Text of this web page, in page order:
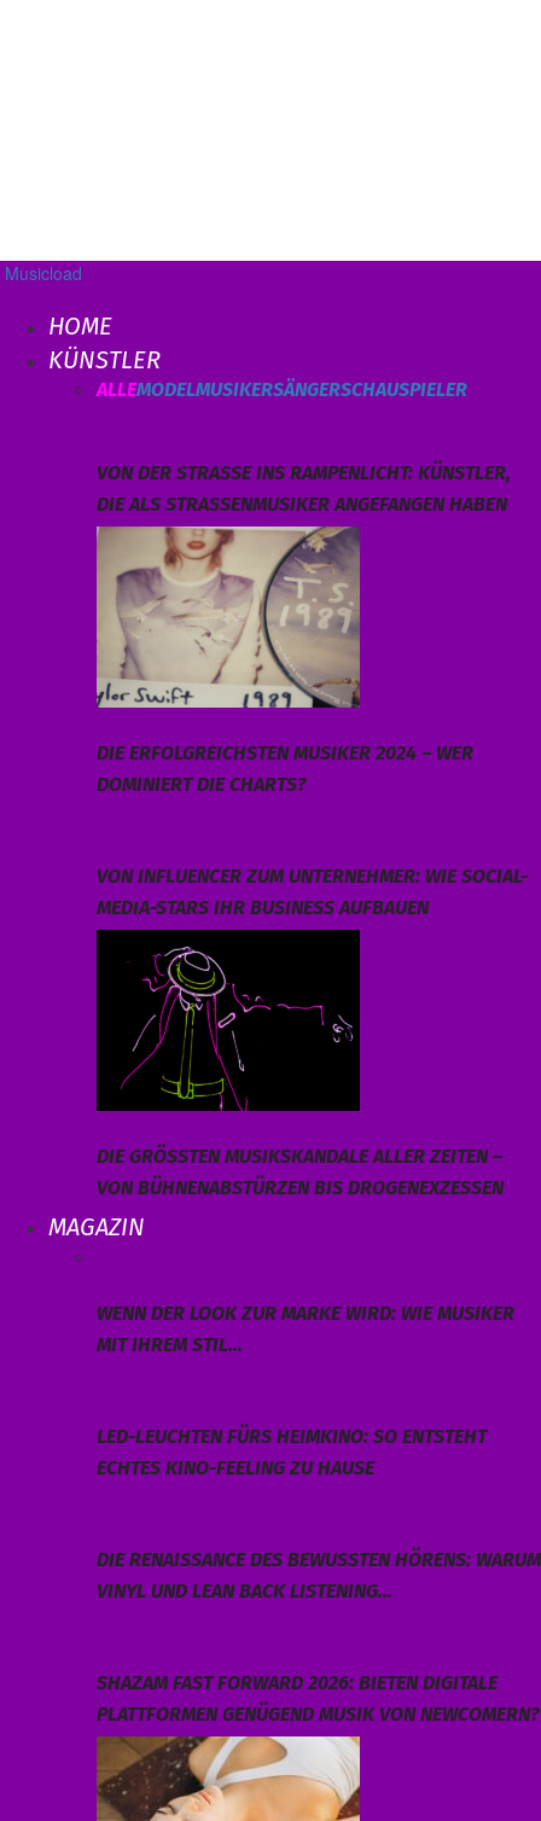
Musicload
HOME
KÜNSTLER
ALLEMODELMUSIKERSÄNGERSCHAUSPIELER
VON DER STRASSE INS RAMPENLICHT: KÜNSTLER, D
IE ALS STRASSENMUSIKER ANGEFANGEN HABEN
DIE ERFOLGREICHSTEN MUSIKER 2024 – WER
DOMINIERT DIE CHARTS?
VON INFLUENCER ZUM UNTERNEHMER: WIE SOCIAL-
MEDIA-STARS IHR BUSINESS AUFBAUEN
DIE GRÖSSTEN MUSIKSKANDALE ALLER ZEITEN – V
ON BÜHNENABSTÜRZEN BIS DROGENEXZESSEN
MAGAZIN
WENN DER LOOK ZUR MARKE WIRD: WIE MUSIKER
MIT IHREM STIL…
LED-LEUCHTEN FÜRS HEIMKINO: SO ENTSTEHT
ECHTES KINO-FEELING ZU HAUSE
DIE RENAISSANCE DES BEWUSSTEN HÖRENS: WARUM
VINYL UND LEAN BACK LISTENING…
SHAZAM FAST FORWARD 2026: BIETEN DIGITALE
PLATTFORMEN GENÜGEND MUSIK VON NEWCOMERN?